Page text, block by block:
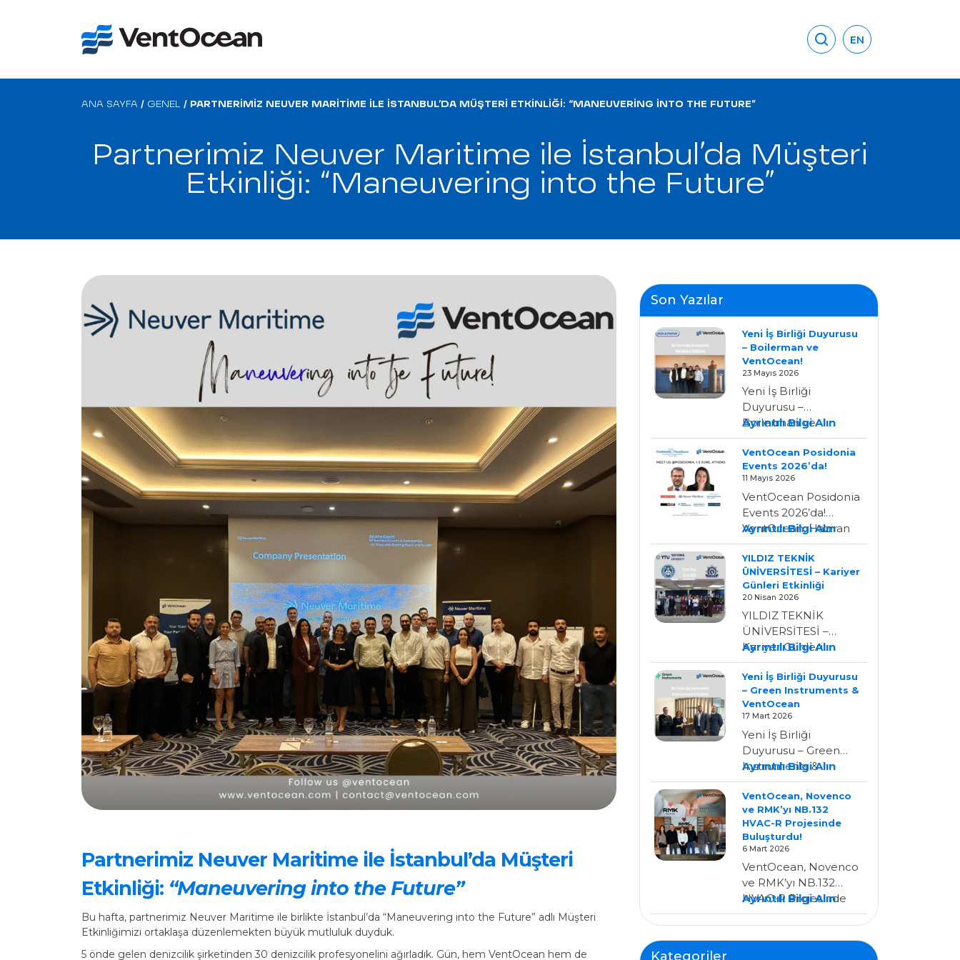
EN
ANA SAYFA / GENEL / PARTNERIMIZ NEUVER MARITIME ILE İSTANBUL’DA MÜŞTERI ETKINLIĞI: “MANEUVERING INTO THE FUTURE”
Partnerimiz Neuver Maritime ile İstanbul’da Müşteri
Etkinliği: “Maneuvering into the Future”
Partnerimiz Neuver Maritime ile İstanbul’da Müşteri
Etkinliği: “Maneuvering into the Future”
Bu hafta, partnerimiz Neuver Maritime ile birlikte İstanbul’da “Maneuvering into the Future” adlı Müşteri
Etkinliğimizi ortaklaşa düzenlemekten büyük mutluluk duyduk.
5 önde gelen denizcilik şirketinden 30 denizcilik profesyonelini ağırladık. Gün, hem VentOcean hem de
Son Yazılar
Yeni İş Birliği Duyurusu
– Boilerman ve
VentOcean!
23 Mayıs 2026
Yeni İş Birliği
Duyurusu –
Boilerman ve
VentOcean!
VentOcean’ın,
BOILERMAN-Ltd. ile
temsilcilik anlaşması
imzaladığını
duyurmaktan…
Ayrıntılı Bilgi Alın:
Yeni
İş
–
Ve
VentOcean!
VentOcean Posidonia
Events 2026’da!
11 Mayıs 2026
VentOcean Posidonia
Events 2026’da!
VentOcean, Haziran
ayının ilk haftasında
Posidonia Events
2026 için Atina’da
olacak;…
Ayrıntılı Bilgi Alın:
VentOcean
Events
YILDIZ TEKNİK
ÜNİVERSİTESİ – Kariyer
Günleri Etkinliği
20 Nisan 2026
YILDIZ TEKNİK
ÜNİVERSİTESİ –
Kariyer Günleri
Etkinliği 20.04.2026
bizim için çok özel bir
gündü. Öğrencisi…
Ayrıntılı Bilgi Alın:
YILDIZ
TEKNİK
ÜNİVERSİTESİ
Etkinliği
Yeni İş Birliği Duyurusu
– Green Instruments &
VentOcean
17 Mart 2026
Yeni İş Birliği
Duyurusu – Green
Instruments &
VentOcean
VentOcean’ın
Türkiye’de Green
Instruments’ın resmi
yetkili…
Ayrıntılı Bilgi Alın:
Yeni
İş
Duyurusu
Instruments
&
VentOcean
VentOcean, Novenco
ve RMK’yı NB.132
HVAC-R Projesinde
Buluşturdu!
6 Mart 2026
VentOcean, Novenco
ve RMK’yı NB.132
HVAC-R Projesinde
Buluşturdu!
VentOcean olarak,
Ayrıntılı Bilgi Alın:
VentOcean,
Novenco
Ve
Kategoriler